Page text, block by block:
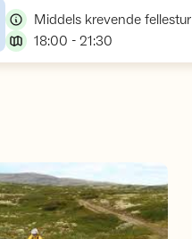
Middels krevende fellestur,
18:00 - 21:30
i Øyerfjellet